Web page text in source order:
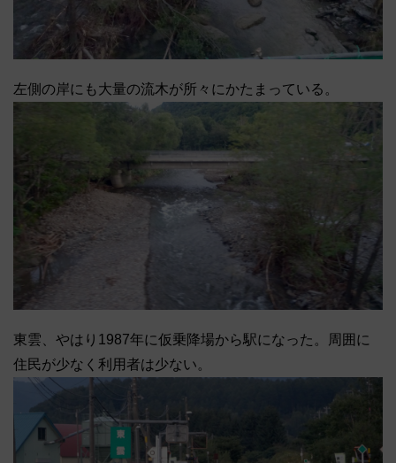
左側の岸にも大量の流木が所々にかたまっている。
東雲、やはり1987年に仮乗降場から駅になった。周囲に
住民が少なく利用者は少ない。